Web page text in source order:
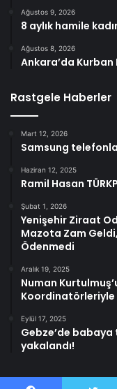
Ağustos 9, 2026
8 aylık hamile
Ağustos 8, 2026
Ankara’da Kurban
Rastgele Haberler
Mart 12, 2026
Samsung
Haziran 12, 2025
Ramil Hasan
Şubat 1, 2026
Yenişehir Ziraat
Mazota Zam
Ödenmedi
Aralık 19, 2025
Numan
Koordinatörleriyle
Eylül 17, 2025
Gebze’de
yakalandı!